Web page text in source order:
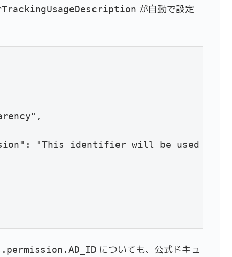
が自動で設定
"This identifier will be used to
についても、公式ドキュ